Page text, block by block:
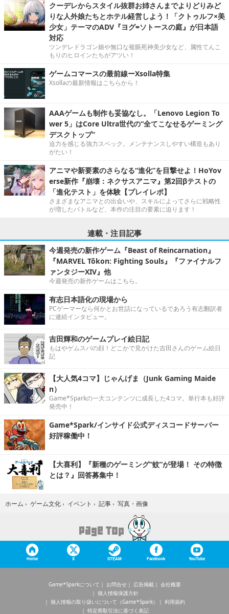
クーデレからスタイル抜群お姉さんまでよりどりみど
りな人外娘たちとホテル経営しよう！「クトゥルフ×美
少女」テーマのADV『ヨグ=ソトースの庭』が日本語
対応
ツンデレドラゴン娘や無口な複眼死神美少女など、属性てんこ
もりのヒロインたちがアツい！
ゲームコマースの最前線ーXsolla特集
Xsollaの最新情報はこちらから！
AAAゲームも制作も妥協なし。「Lenovo Legion To
wer 5」はCore Ultra世代の“全てこなせるゲーミング
デスクトップ”
迫力を感じる強力スペック。メンテナンスしやすい構造もあり
がたい！
アニマや新要素のさらなる“進化”を目撃せよ！HoYov
erse新作『崩壊：ネクサスアニマ』第2回βテストの
「進化テスト」を体験【プレイレポ】
さまざまなアニマとの出会いや、スキルによってさらに戦略性
が増したバトルなど、本作の注目の要素に迫ります！
連載・注目記事
今週発売の新作ゲーム『Beast of Reincarnation』
『MARVEL Tōkon: Fighting Souls』『ファイナルフ
ァンタジーXIV』他
今週発売の新作ゲームはこちら。
有志日本語化の現場から
PCゲーマーなら何かとお世話になっているであろう有志翻訳者
に連続インタビュー。
吉田輝和のゲームプレイ絵日記
もはやゲムスパの顔！どこかで見かけた吉田さんのゲーム絵日
記
【大人気4コマ】じゃんげま（Junk Gaming Maide
n）
Game*Sparkの一大コンテンツに成長した4コマ。単行本も好評
発売中！
Game*Spark/インサイド公式ディスコードサーバー
好評稼働中！
【大喜利】『新種のゲーミング“蚊”が登場！ その特徴
とは？』回答募集中！
ホーム › ゲーム文化 › イベント › 記事 › 写真・画像
Home X STEAM Facebook YouTube
Game*Sparkについて お問合せ 広告掲載
会社概要
個人情報保護方針
個人情報の取り扱いについて（Game*Spark）
利用規約
特定商取引法に基づく表記